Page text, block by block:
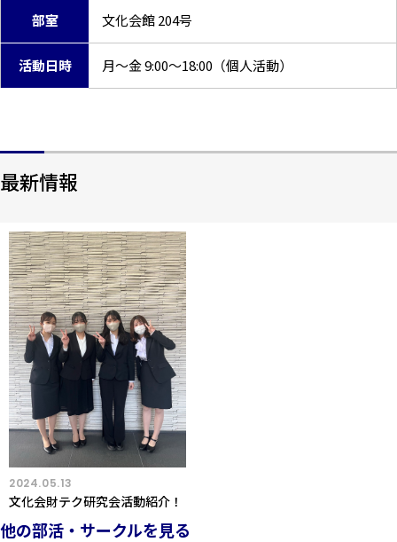
部室 文化会館 204号
活動日時 月～金 9:00～18:00（個人活動）
最新情報
2024.05.13
文化会財テク研究会活動紹介！
他の部活・サークルを見る